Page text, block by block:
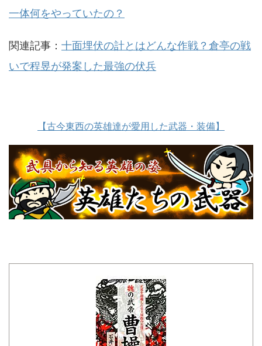
一体何をやっていたの？
関連記事： 十面埋伏の計とはどんな作戦？倉亭の戦
いで程昱が発案した最強の伏兵
【古今東西の英雄達が愛用した武器・装備】